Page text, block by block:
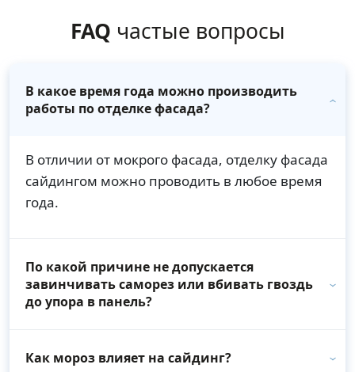
FAQ частые вопросы
В какое время года можно производить
работы по отделке фасада?
В отличии от мокрого фасада, отделку фасада
сайдингом можно проводить в любое время
года.
По какой причине не допускается
завинчивать саморез или вбивать гвоздь
до упора в панель?
Как мороз влияет на сайдинг?